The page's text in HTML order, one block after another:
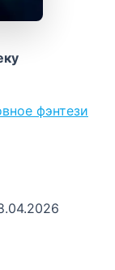
фэнтези